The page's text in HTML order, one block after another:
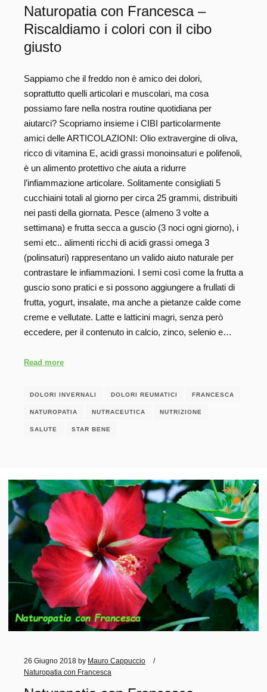
Naturopatia con Francesca –
Riscaldiamo i colori con il cibo
giusto
Sappiamo che il freddo non è amico dei dolori,
soprattutto quelli articolari e muscolari, ma cosa
possiamo fare nella nostra routine quotidiana per
aiutarci? Scopriamo insieme i CIBI particolarmente
amici delle ARTICOLAZIONI: Olio extravergine di oliva,
ricco di vitamina E, acidi grassi monoinsaturi e polifenoli,
è un alimento protettivo che aiuta a ridurre
l’infiammazione articolare. Solitamente consigliati 5
cucchiaini totali al giorno per circa 25 grammi, distribuiti
nei pasti della giornata. Pesce (almeno 3 volte a
settimana) e frutta secca a guscio (3 noci ogni giorno), i
semi etc.. alimenti ricchi di acidi grassi omega 3
(polinsaturi) rappresentano un valido aiuto naturale per
contrastare le infiammazioni. I semi così come la frutta a
guscio sono pratici e si possono aggiungere a frullati di
frutta, yogurt, insalate, ma anche a pietanze calde come
creme e vellutate. Latte e latticini magri, senza però
eccedere, per il contenuto in calcio, zinco, selenio e…
Read more
DOLORI INVERNALI DOLORI REUMATICI FRANCESCA
NATUROPATIA NUTRACEUTICA NUTRIZIONE
SALUTE STAR BENE
26 Giugno 2018 by Mauro Cappuccio
Naturopatia con Francesca